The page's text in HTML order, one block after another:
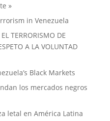
»
in Venezuela
TERRORISMO DE
A LA VOLUNTAD
Black Markets
los mercados negros
letal en América Latina